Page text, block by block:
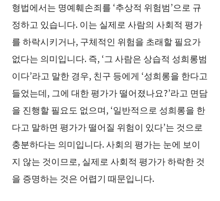
형법에서는 명예훼손죄를 ‘추상적 위험범’으로 규
정하고 있습니다. 이는 실제로 사람의 사회적 평가
를 하락시키거나, 구체적인 위험을 초래할 필요가
없다는 의미입니다. 즉, ‘그 사람은 상습적 성희롱범
이다’라고 말한 경우, 친구 등에게 ‘성희롱을 한다고
들었는데, 그에 대한 평가가 떨어졌나요?’라고 면담
을 진행할 필요도 없으며, ‘일반적으로 성희롱을 한
다고 말하면 평가가 떨어질 위험이 있다’는 것으로
충분하다는 의미입니다. 사회의 평가는 눈에 보이
지 않는 것이므로, 실제로 사회적 평가가 하락한 것
을 증명하는 것은 어렵기 때문입니다.